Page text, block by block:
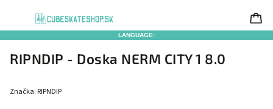
LANGUAGE:
RIPNDIP - Doska NERM CITY 1 8.0
Značka: RIPNDIP